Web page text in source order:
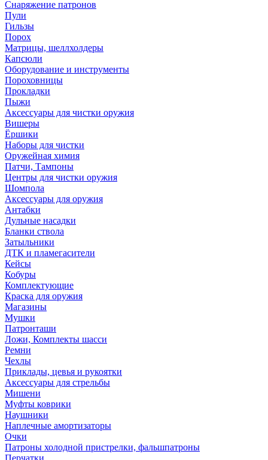
Снаряжение патронов
Пули
Гильзы
Порох
Матрицы, шеллхолдеры
Капсюли
Оборудование и инструменты
Пороховницы
Прокладки
Пыжи
Аксессуары для чистки оружия
Вишеры
Ёршики
Наборы для чистки
Оружейная химия
Патчи, Тампоны
Центры для чистки оружия
Шомпола
Аксессуары для оружия
Антабки
Дульные насадки
Бланки ствола
Затыльники
ДТК и пламегасители
Кейсы
Кобуры
Комплектующие
Краска для оружия
Магазины
Мушки
Патронташи
Ложи, Комплекты шасси
Ремни
Чехлы
Приклады, цевья и рукоятки
Аксессуары для стрельбы
Мишени
Муфты коврики
Наушники
Наплечные амортизаторы
Очки
Патроны холодной пристрелки, фальшпатроны
Перчатки